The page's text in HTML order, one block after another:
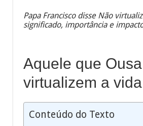
Papa Francisco disse Não
significado, importância e
Aquele que
virtualizem a vida
Conteúdo do Texto